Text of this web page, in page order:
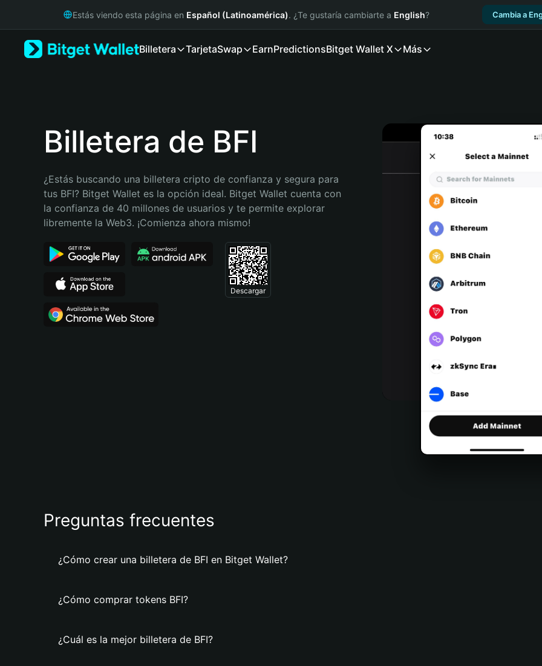
Русский
Bahasa Indonesia
Português (Brasil)
Estás viendo esta página en Español (Latinoamérica). ¿Te gustaría cambiarte a English? Cambia a
Billetera TarjetaSwap EarnPredictionsBitget Wallet X Más
Billetera de BFI
¿Estás buscando una billetera cripto de confianza y segura para
tus BFI? Bitget Wallet es la opción ideal. Bitget Wallet cuenta con
la confianza de 40 millones de usuarios y te permite explorar
libremente la Web3. ¡Comienza ahora mismo!
Descargar
Preguntas frecuentes
¿Cómo crear una billetera de BFI en Bitget Wallet?
¿Cómo comprar tokens BFI?
¿Cuál es la mejor billetera de BFI?